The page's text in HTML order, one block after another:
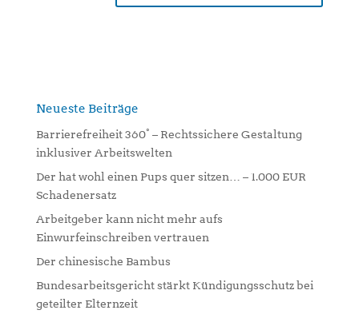
n
v
e
:
Neueste Beiträge
Barrierefreiheit 360° – Rechtssichere Gestaltung
inklusiver Arbeitswelten
Der hat wohl einen Pups quer sitzen… – 1.000 EUR
Schadenersatz
Arbeitgeber kann nicht mehr aufs
Einwurfeinschreiben vertrauen
Der chinesische Bambus
Bundesarbeitsgericht stärkt Kündigungsschutz bei
geteilter Elternzeit